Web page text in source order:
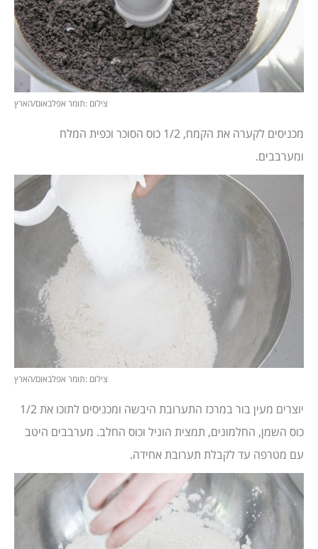
צילום :תומר אפלבאום/הארץ
מכניסים לקערה את הקמח, 1/2 כוס הסוכר וכפית המלח
ומערבבים.
צילום :תומר אפלבאום/הארץ
יוצרים מעין בור במרכז התערובת היבשה ומכניסים לתוכו את 1/2
כוס השמן, החלמונים, תמצית הוניל וכוס החלב. מערבבים היטב
עם מטרפה עד לקבלת תערובת אחידה.